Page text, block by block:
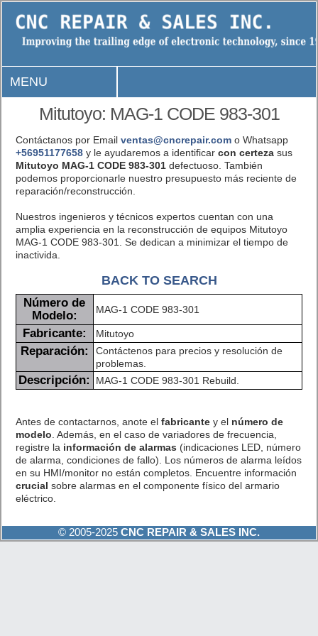
MENU
Mitutoyo: MAG-1 CODE 983-301
Contáctanos por Email ventas@cncrepair.como Whatsapp
+56951177658y le ayudaremos a identificar con certezasus
Mitutoyo MAG-1 CODE 983-301defectuoso. También
podemos proporcionarle nuestro presupuesto más reciente de
reparación/reconstrucción.
Nuestros ingenieros y técnicos expertos cuentan con una
amplia experiencia en la reconstrucción de equipos Mitutoyo
MAG-1 CODE 983-301. Se dedican a minimizar el tiempo de
inactivida.
BACK TO SEARCH
Número de
Modelo:
MAG-1 CODE 983-301
Fabricante: Mitutoyo
Reparación:
Contáctenos para precios y resolución de
problemas.
Descripción: MAG-1 CODE 983-301 Rebuild.
Antes de contactarnos, anote el fabricantey el número de
modelo . Además, en el caso de variadores de frecuencia,
registre la información de alarmas (indicaciones LED, número
de alarma, condiciones de fallo). Los números de alarma leídos
en su HMI/monitor no están completos. Encuentre información
crucial sobre alarmas en el componente físico del armario
eléctrico.
© 2005-2025 CNC REPAIR & SALES INC.